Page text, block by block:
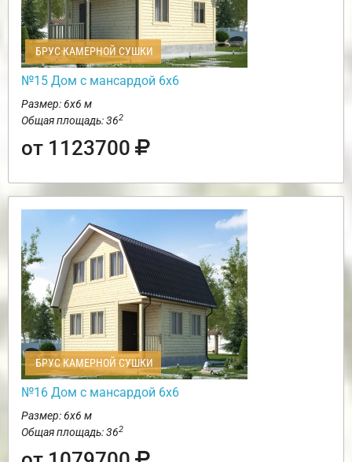
БРУС КАМЕРНОЙ СУШКИ
№15 Дом с мансардой 6х6
Размер: 6х6 м
Общая площадь: 362
от 1123700
БРУС КАМЕРНОЙ СУШКИ
№16 Дом с мансардой 6х6
Размер: 6х6 м
Общая площадь: 362